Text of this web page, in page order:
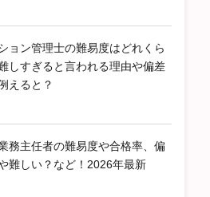
ョン管理士の難易度はどれくら
しすぎると言われる理由や偏差
えると？
務主任者の難易度や合格率、偏
難しい？など！2026年最新